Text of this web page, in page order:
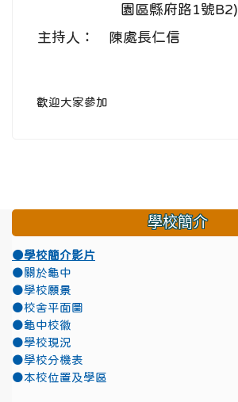
園區縣府路1號B2)
主持人：
陳處長仁信
歡迎大家參加
學校簡介
●學校簡介影片
●關於龜中
●學校願景
●校舍平面圖
●龜中校徽
●學校現況
●學校分機表
●本校位置及學區